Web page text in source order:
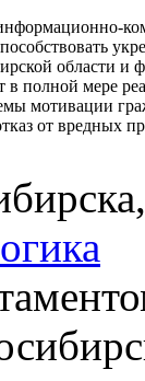
области и
полной мере
мотивации
от вредных